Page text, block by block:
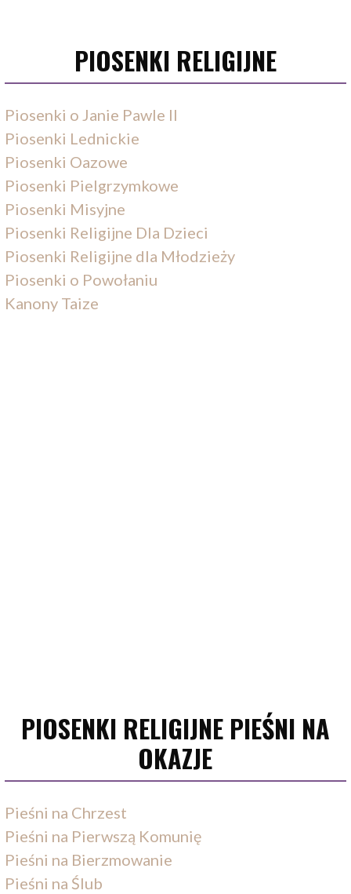
PIOSENKI RELIGIJNE
Piosenki o Janie Pawle II
Piosenki Lednickie
Piosenki Oazowe
Piosenki Pielgrzymkowe
Piosenki Misyjne
Piosenki Religijne Dla Dzieci
Piosenki Religijne dla Młodzieży
Piosenki o Powołaniu
Kanony Taize
PIOSENKI RELIGIJNE PIEŚNI NA
OKAZJE
Pieśni na Chrzest
Pieśni na Pierwszą Komunię
Pieśni na Bierzmowanie
Pieśni na Ślub